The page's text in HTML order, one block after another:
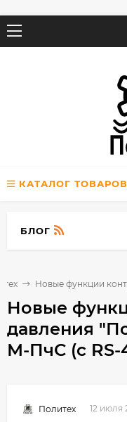
КАТАЛОГ ТОВАРОВ
Новые функции
Новые
давления
М-ПчС (с RS-
Политех 12 июля
БЛОГ